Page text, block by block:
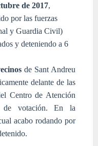
de 2017,
por las fuerzas
y Guardia Civil)
y deteniendo a 6
de Sant Andreu
delante de las
Centro de Atención
de votación. En la
acabo rodando por